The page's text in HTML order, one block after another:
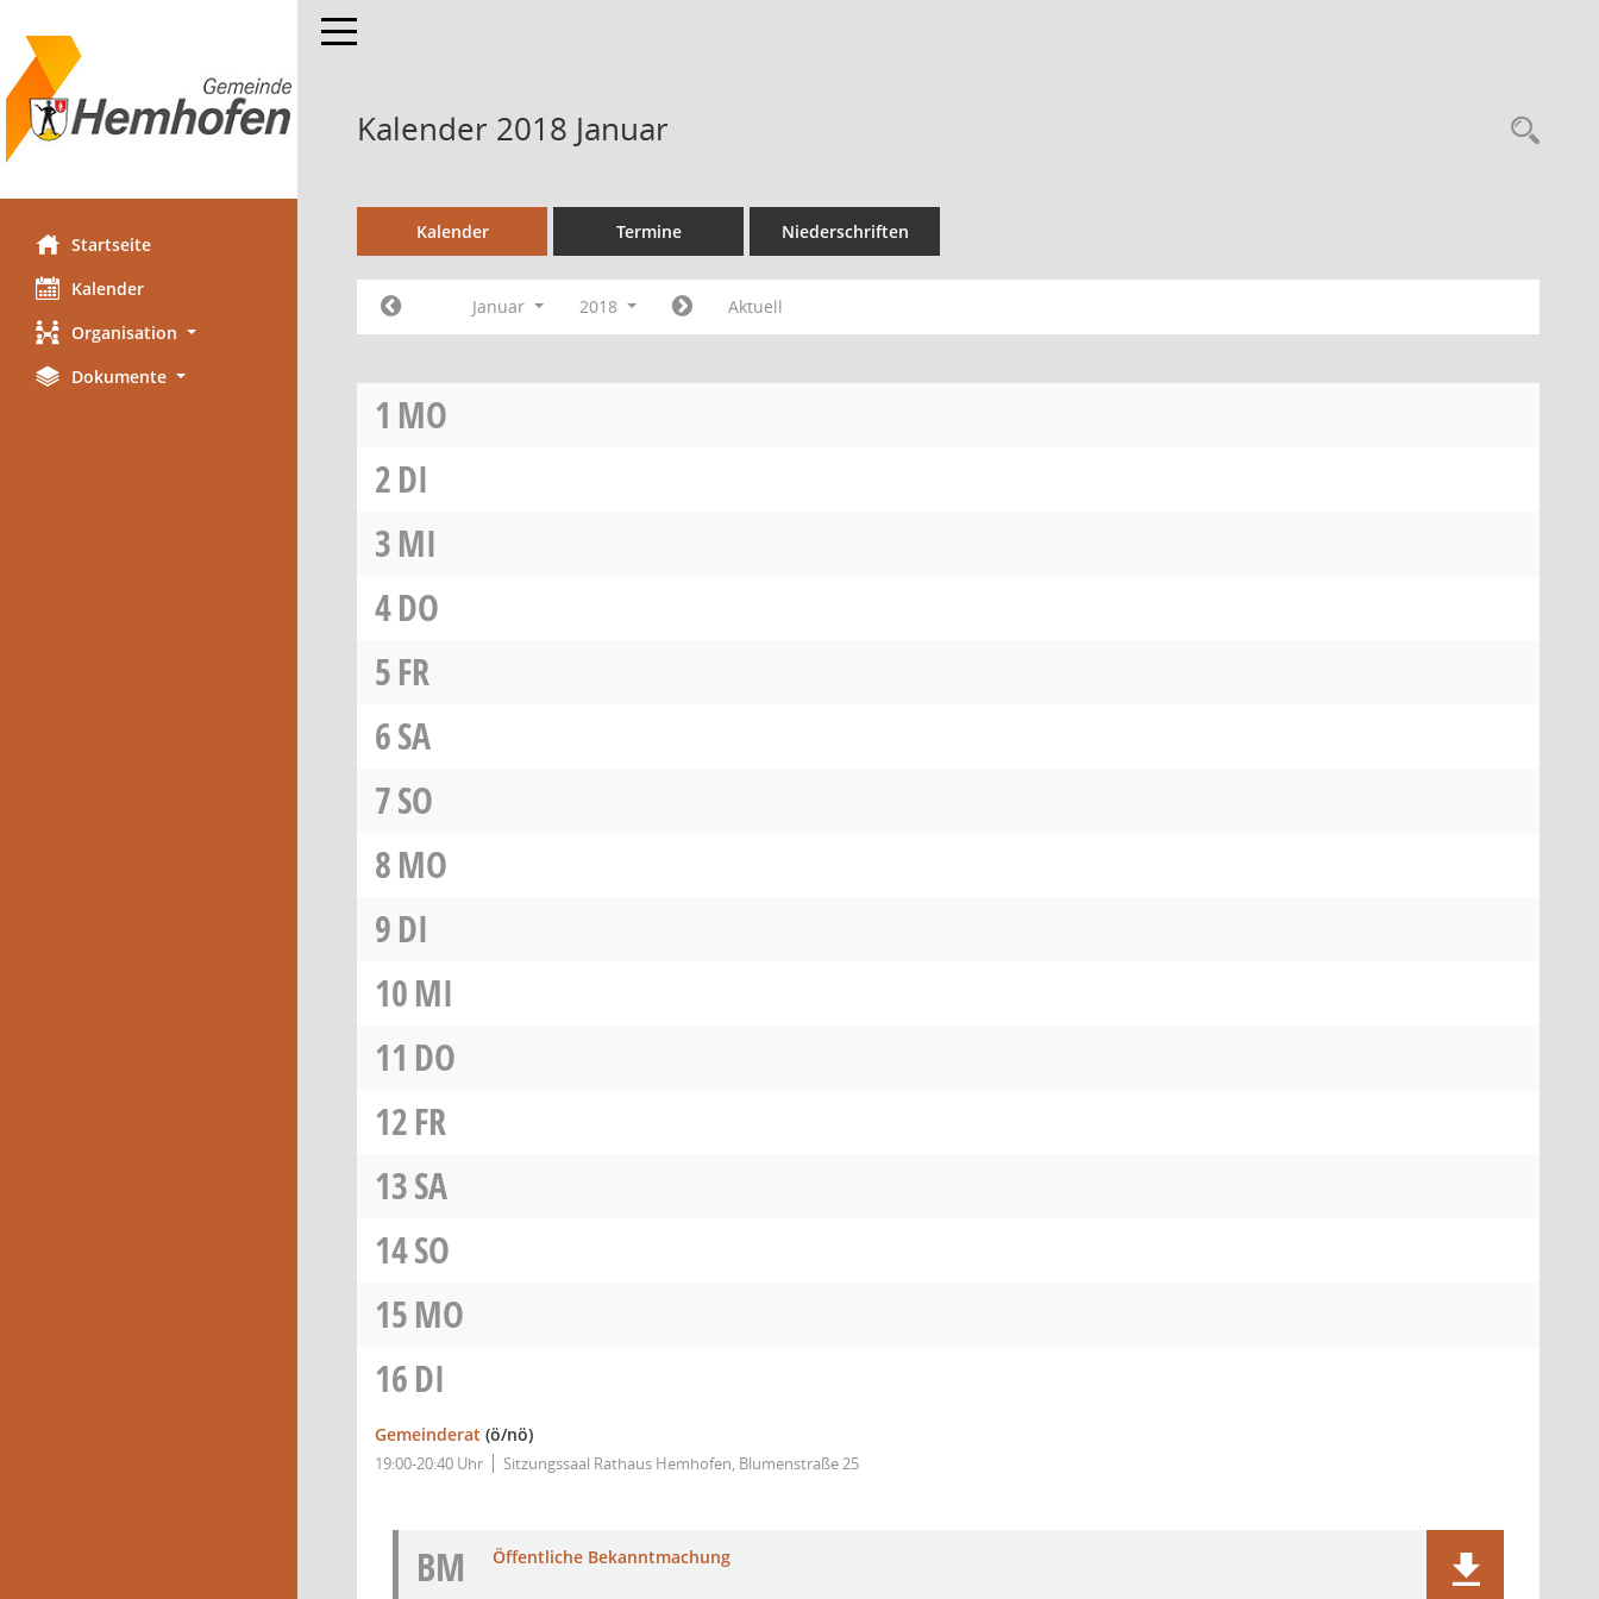
Startseite
Kalender
Organisation
Dokumente
Toggle navigation
Kalender 2018 Januar
Kalender Termine Niederschriften
Januar 2018 Aktuell
1 MO
2DI
3MI
4DO
5FR
6SA
7SO
8MO
9DI
10MI
11 DO
12FR
13SA
14SO
15MO
16DI
Gemeinderat (ö/nö)
19:00-20:40 Uhr Sitzungssaal Rathaus Hemhofen, Blumenstraße 25
BM Öffentliche Bekanntmachung